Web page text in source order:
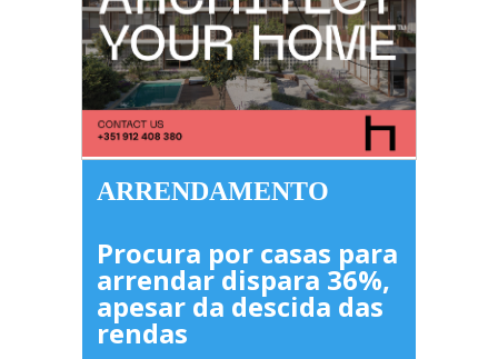
ARRENDAMENTO
Procura por casas para
arrendar dispara 36%,
apesar da descida das
rendas